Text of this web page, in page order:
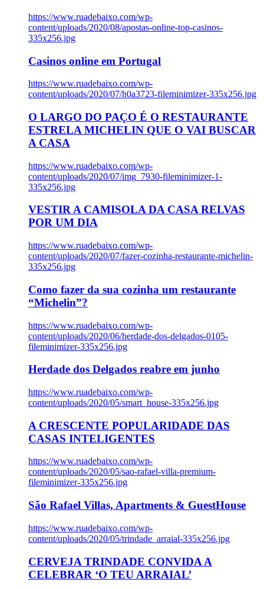
https://www.ruadebaixo.com/wp-
content/uploads/2020/08/apostas-online-top-casinos-
335x256.jpg
Casinos online em Portugal
https://www.ruadebaixo.com/wp-
content/uploads/2020/07/h0a3723-fileminimizer-335x256.jpg
O LARGO DO PAÇO É O RESTAURANTE
ESTRELA MICHELIN QUE O VAI BUSCAR
A CASA
https://www.ruadebaixo.com/wp-
content/uploads/2020/07/img_7930-fileminimizer-1-
335x256.jpg
VESTIR A CAMISOLA DA CASA RELVAS
POR UM DIA
https://www.ruadebaixo.com/wp-
content/uploads/2020/07/fazer-cozinha-restaurante-michelin-
335x256.jpg
Como fazer da sua cozinha um restaurante
“Michelin”?
https://www.ruadebaixo.com/wp-
content/uploads/2020/06/herdade-dos-delgados-0105-
fileminimizer-335x256.jpg
Herdade dos Delgados reabre em junho
https://www.ruadebaixo.com/wp-
content/uploads/2020/05/smart_house-335x256.jpg
A CRESCENTE POPULARIDADE DAS
CASAS INTELIGENTES
https://www.ruadebaixo.com/wp-
content/uploads/2020/05/sao-rafael-villa-premium-
fileminimizer-335x256.jpg
São Rafael Villas, Apartments & GuestHouse
https://www.ruadebaixo.com/wp-
content/uploads/2020/05/trindade_arraial-335x256.jpg
CERVEJA TRINDADE CONVIDA A
CELEBRAR ‘O TEU ARRAIAL’